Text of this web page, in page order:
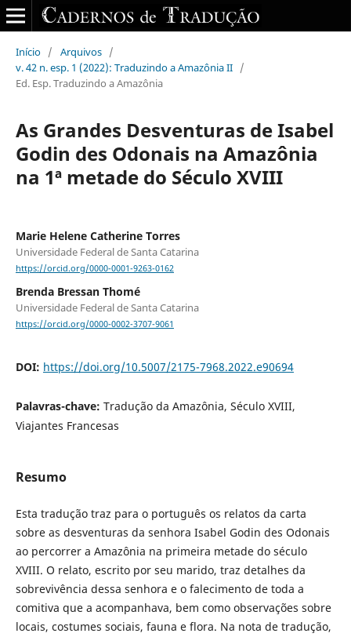
Início / Arquivos /
v. 42 n. esp. 1 (2022): Traduzindo a Amazônia II /
Ed. Esp. Traduzindo a Amazônia
As Grandes Desventuras de Isabel
Godin des Odonais na Amazônia
na 1ª metade do Século XVIII
Marie Helene Catherine Torres
Universidade Federal de Santa Catarina
https://orcid.org/0000-0001-9263-0162
Brenda Bressan Thomé
Universidade Federal de Santa Catarina
https://orcid.org/0000-0002-3707-9061
DOI: https://doi.org/10.5007/2175-7968.2022.e90694
Palavras-chave: Tradução da Amazônia, Século XVIII,
Viajantes Francesas
Resumo
Esta tradução traz para o português os relatos da carta
sobre as desventuras da senhora Isabel Godin des Odonais
ao percorrer a Amazônia na primeira metade do século
XVIII. O relato, escrito por seu marido, traz detalhes da
sobrevivência dessa senhora e o falecimento de toda a
comitiva que a acompanhava, bem como observações sobre
locais, costumes sociais, fauna e flora. Na nota de tradução,